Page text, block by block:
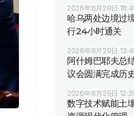
2026年6月29日
哈乌两处边境过
行24小时通关
2026年6月29日
阿什姆巴耶夫总
议会圆满完成历
2026年6月29日
数字技术赋能土